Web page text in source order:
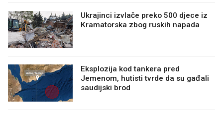
Ukrajinci izvlače preko 500 djece iz
Kramatorska zbog ruskih napada
Eksplozija kod tankera pred
Jemenom, hutisti tvrde da su gađali
saudijski brod